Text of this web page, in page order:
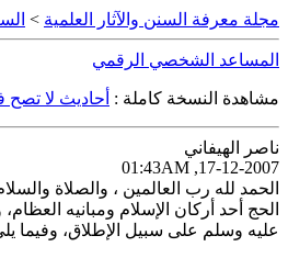
مجلة معرفة السنن والآثار العلمية >
المساعد الشخصي الرقمي
مشاهدة النسخة كاملة : أحاديث لا تصح
ناصر الهيفاني
17-12-2007, 01:43AM
الحمد لله رب العالمين ، والصلاة
الحج أحد أركان الإسلام ومبانيه
عليه وسلم على سبيل الإطلاق، وفيما